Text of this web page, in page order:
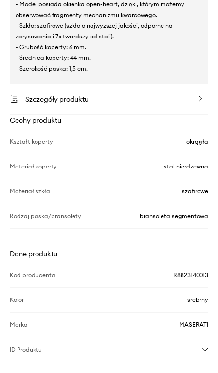
- Model posiada okienka open-heart, dzięki, którym możemy
obserwować fragmenty mechanizmu kwarcowego.
- Szkło: szafirowe (szkło o najwyższej jakości, odporne na
zarysowania i 7x twardszy od stali).
- Grubość koperty: 6 mm.
- Średnica koperty: 44 mm.
- Szerokość paska: 1,5 cm.
Szczegóły produktu
Cechy produktu
Kształt koperty okrągła
Materiał koperty stal nierdzewna
Materiał szkła szafirowe
Rodzaj paska/bransolety bransoleta segmentowa
Dane produktu
Kod producenta R8823140013
Kolor srebrny
Marka MASERATI
ID Produktu